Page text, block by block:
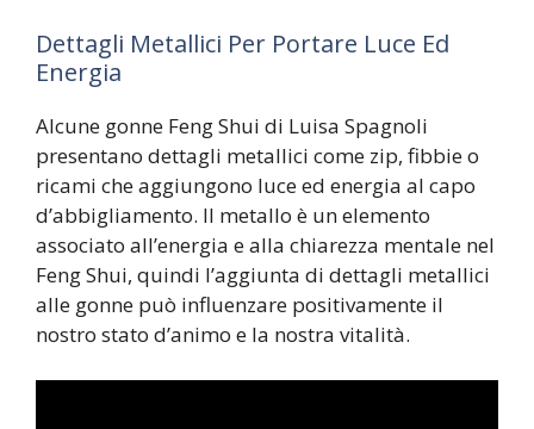
Dettagli Metallici Per Portare Luce Ed
Energia
Alcune gonne Feng Shui di Luisa Spagnoli
presentano dettagli metallici come zip, fibbie o
ricami che aggiungono luce ed energia al capo
d’abbigliamento. Il metallo è un elemento
associato all’energia e alla chiarezza mentale nel
Feng Shui, quindi l’aggiunta di dettagli metallici
alle gonne può influenzare positivamente il
nostro stato d’animo e la nostra vitalità.